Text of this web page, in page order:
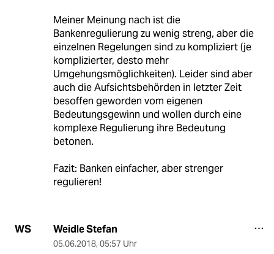
Meiner Meinung nach ist die
Bankenregulierung zu wenig streng, aber die
einzelnen Regelungen sind zu kompliziert (je
komplizierter, desto mehr
Umgehungsmöglichkeiten). Leider sind aber
auch die Aufsichtsbehörden in letzter Zeit
besoffen geworden vom eigenen
Bedeutungsgewinn und wollen durch eine
komplexe Regulierung ihre Bedeutung
betonen.
Fazit: Banken einfacher, aber strenger
regulieren!
WS Weidle Stefan
05.06.2018, 05:57 Uhr